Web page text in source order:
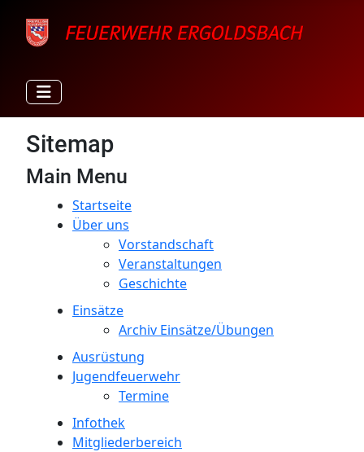
Sitemap
Main Menu
Startseite
Über uns
Vorstandschaft
Veranstaltungen
Geschichte
Einsätze
Archiv Einsätze/Übungen
Ausrüstung
Jugendfeuerwehr
Termine
Infothek
Mitgliederbereich